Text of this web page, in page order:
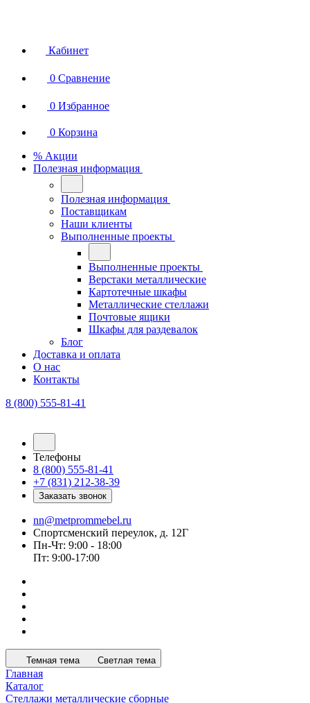
Кабинет
0 Сравнение
0 Избранное
0 Корзина
% Акции
Полезная информация
Полезная информация
Поставщикам
Наши клиенты
Выполненные проекты
Выполненные проекты
Верстаки металлические
Картотечные шкафы
Металлические стеллажи
Почтовые ящики
Шкафы для раздевалок
Блог
Доставка и оплата
О нас
Контакты
8 (800) 555-81-41
Телефоны
8 (800) 555-81-41
+7 (831) 212-38-39
Заказать звонок
nn@metprommebel.ru
Спортсменский переулок, д. 12Г
Пн-Чт: 9:00 - 18:00
Пт: 9:00-17:00
Темная тема Светлая тема
Главная
Каталог
Стеллажи металлические сборные